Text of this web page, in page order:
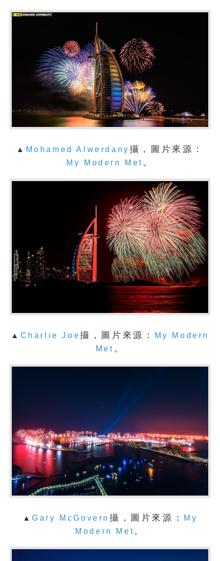
▲ Mohamed Alwerdany 攝，圖片來源：
My Modern Met 。
▲ Charlie Joe攝，圖片來源：
My Modern
Met 。
▲Gary McGovern 攝，圖片來源：
My
Modern Met 。